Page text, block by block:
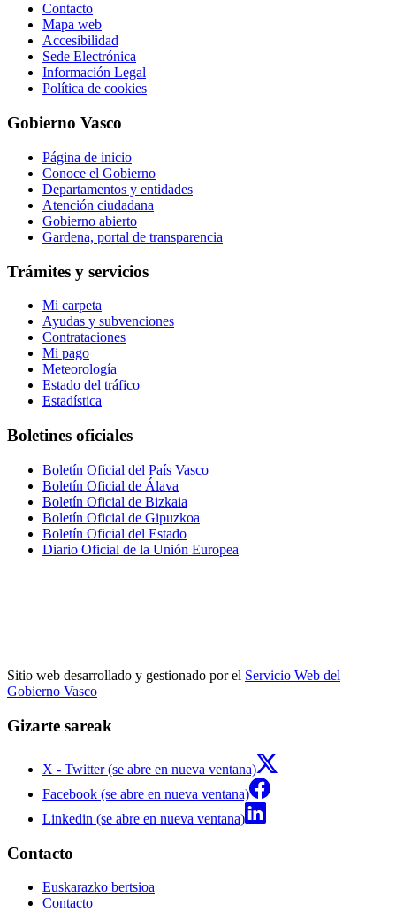
Contacto
Mapa web
Accesibilidad
Sede Electrónica
Información Legal
Política de cookies
Gobierno Vasco
Página de inicio
Conoce el Gobierno
Departamentos y entidades
Atención ciudadana
Gobierno abierto
Gardena, portal de transparencia
Trámites y servicios
Mi carpeta
Ayudas y subvenciones
Contrataciones
Mi pago
Meteorología
Estado del tráfico
Estadística
Boletines oficiales
Boletín Oficial del País Vasco
Boletín Oficial de Álava
Boletín Oficial de Bizkaia
Boletín Oficial de Gipuzkoa
Boletín Oficial del Estado
Diario Oficial de la Unión Europea
Sitio web desarrollado y gestionado por el Servicio Web del
Gobierno Vasco
Gizarte sareak
X - Twitter (se abre en nueva ventana)
Facebook (se abre en nueva ventana)
Linkedin (se abre en nueva ventana)
Contacto
Euskarazko bertsioa
Contacto